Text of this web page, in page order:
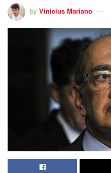
by Vinicius Mariano